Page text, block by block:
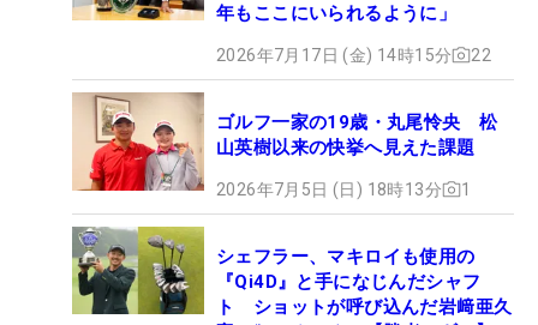
年もここにいられるように」
2026年7月17日 (金) 14時15分 22
ゴルフ一家の19歳・丸尾怜央 松
山英樹以来の快挙へ見えた課題
2026年7月5日 (日) 18時13分 1
シェフラー、マキロイも使用の
『Qi4D』と手になじんだシャフ
ト ショットが呼び込んだ岩﨑亜久